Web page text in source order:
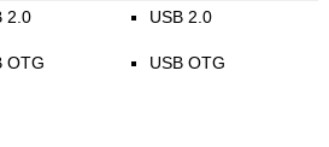
2.0
OTG
USB 2.0
USB OTG